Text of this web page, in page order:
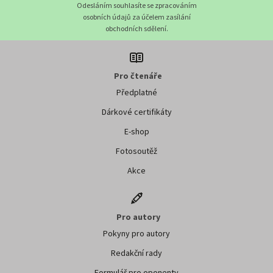
Odesláním souhlasíte se zpracováním
osobních údajů za účelem zasílání
obchodních sdělení.
Pro čtenáře
Předplatné
Dárkové certifikáty
E-shop
Fotosoutěž
Akce
Pro autory
Pokyny pro autory
Redakční rady